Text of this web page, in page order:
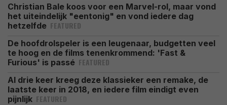
Christian Bale koos voor een Marvel-rol, maar vond
het uiteindelijk "eentonig" en vond iedere dag
hetzelfde FEATURED
De hoofdrolspeler is een leugenaar, budgetten veel
te hoog en de films tenenkrommend: 'Fast &
Furious' is passé FEATURED
Al drie keer kreeg deze klassieker een remake, de
laatste keer in 2018, en iedere film eindigt even
pijnlijk FEATURED